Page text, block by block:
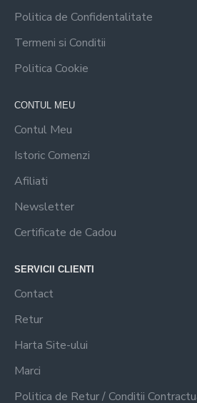
Politica de Confidentalitate
Termeni si Conditii
Politica Cookie
CONTUL MEU
Contul Meu
Istoric Comenzi
Afiliati
Newsletter
Certificate de Cadou
SERVICII CLIENTI
Contact
Retur
Harta Site-ului
Marci
Politica de Retur / Conditii